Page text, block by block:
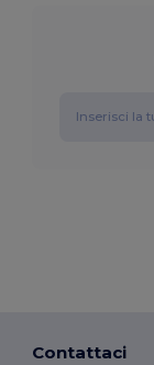
Contattaci